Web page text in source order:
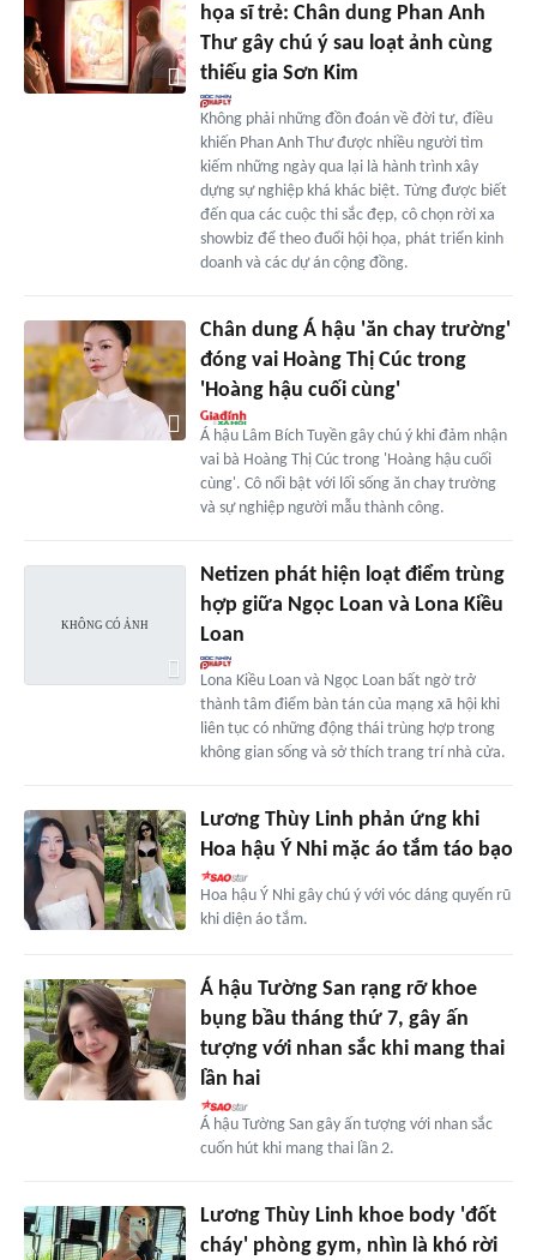
họa sĩ trẻ: Chân dung Phan Anh
Thư gây chú ý sau loạt ảnh cùng
thiếu gia Sơn Kim
Không phải những đồn đoán về đời tư, điều
khiến Phan Anh Thư được nhiều người tìm
kiếm những ngày qua lại là hành trình xây
dựng sự nghiệp khá khác biệt. Từng được biết
đến qua các cuộc thi sắc đẹp, cô chọn rời xa
showbiz để theo đuổi hội họa, phát triển kinh
doanh và các dự án cộng đồng.
Chân dung Á hậu 'ăn chay trường'
đóng vai Hoàng Thị Cúc trong
'Hoàng hậu cuối cùng'
Á hậu Lâm Bích Tuyền gây chú ý khi đảm nhận
vai bà Hoàng Thị Cúc trong 'Hoàng hậu cuối
cùng'. Cô nổi bật với lối sống ăn chay trường
và sự nghiệp người mẫu thành công.
Netizen phát hiện loạt điểm trùng
hợp giữa Ngọc Loan và Lona Kiều
Loan
Lona Kiều Loan và Ngọc Loan bất ngờ trở
thành tâm điểm bàn tán của mạng xã hội khi
liên tục có những động thái trùng hợp trong
không gian sống và sở thích trang trí nhà cửa.
Lương Thùy Linh phản ứng khi
Hoa hậu Ý Nhi mặc áo tắm táo bạo
Hoa hậu Ý Nhi gây chú ý với vóc dáng quyến rũ
khi diện áo tắm.
Á hậu Tường San rạng rỡ khoe
bụng bầu tháng thứ 7, gây ấn
tượng với nhan sắc khi mang thai
lần hai
Á hậu Tường San gây ấn tượng với nhan sắc
cuốn hút khi mang thai lần 2.
Lương Thùy Linh khoe body 'đốt
cháy' phòng gym, nhìn là khó rời